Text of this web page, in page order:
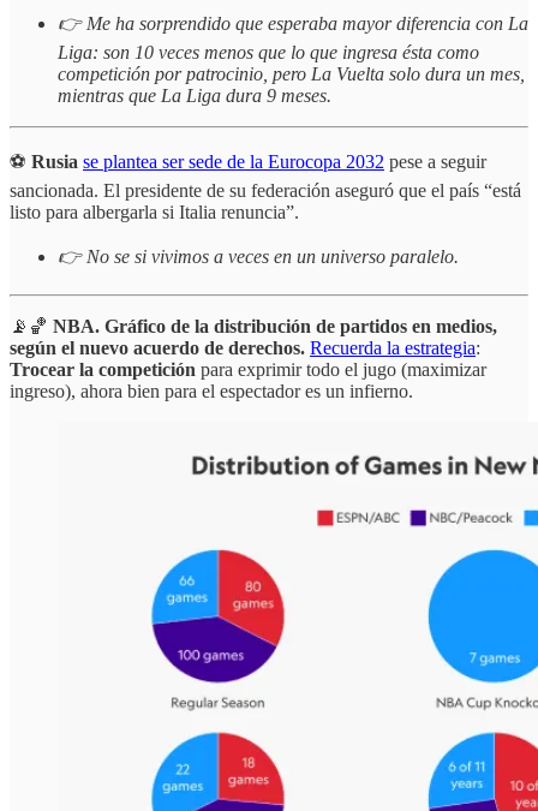
👉 Me ha sorprendido que esperaba mayor diferencia con La
Liga: son 10 veces menos que lo que ingresa ésta como
competición por patrocinio, pero La Vuelta solo dura un mes,
mientras que La Liga dura 9 meses.
⚽ Rusia se plantea ser sede de la Eurocopa 2032 pese a seguir
sancionada. El presidente de su federación aseguró que el país “está
listo para albergarla si Italia renuncia”.
👉 No se si vivimos a veces en un universo paralelo.
📡🏀 NBA. Gráfico de la distribución de partidos en medios,
según el nuevo acuerdo de derechos. Recuerda la estrategia:
Trocear la competición para exprimir todo el jugo (maximizar
ingreso), ahora bien para el espectador es un infierno.